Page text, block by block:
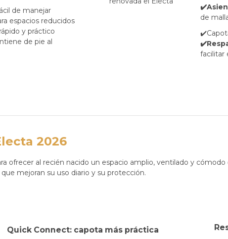
de manejar
espacios reducidos
y práctico
de pie al
de
facilitar
2026
ofrecer al recién nacido un espacio amplio, ventilado y
mejoran su uso diario y su protección.
Quick Connect: capota más práctica